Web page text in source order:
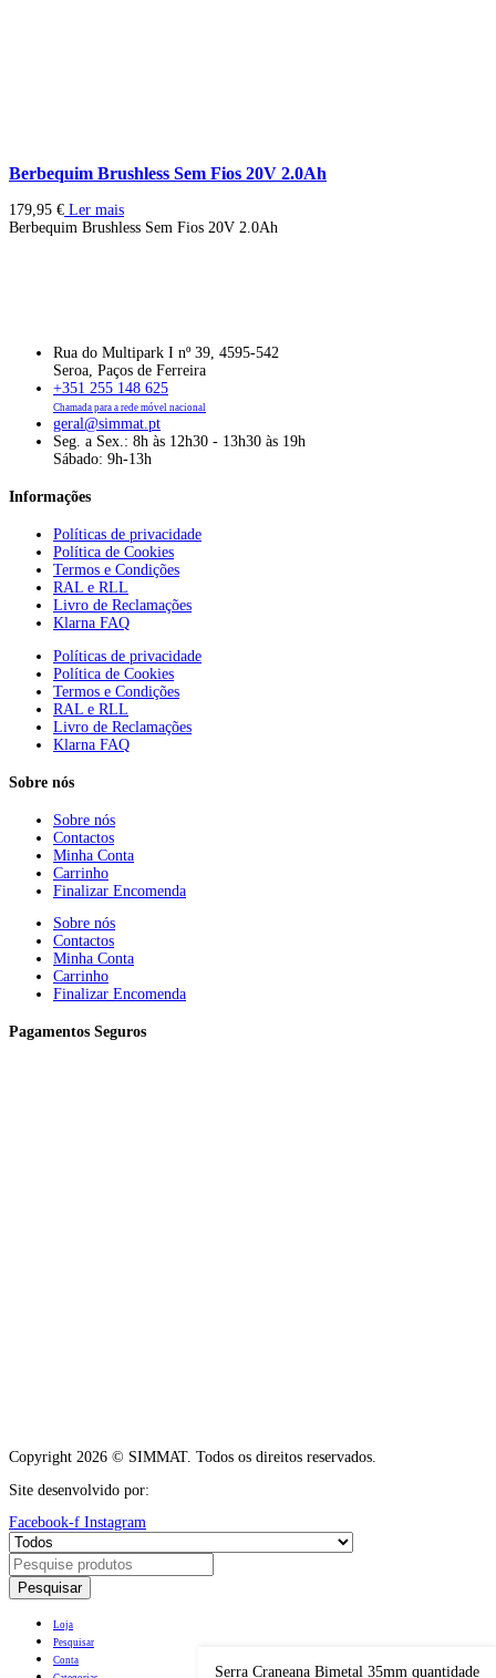
Serra Craneana Bimetal 35mm quantidade
Berbequim Brushless Sem Fios 20V 2.0Ah
179,95 € Ler mais
Berbequim Brushless Sem Fios 20V 2.0Ah
Rua do Multipark I nº 39, 4595-542
Seroa, Paços de Ferreira
+351 255 148 625
Chamada para a rede móvel nacional
geral@simmat.pt
Seg. a Sex.: 8h às 12h30 - 13h30 às 19h
Sábado: 9h-13h
Informações
Políticas de privacidade
Política de Cookies
Termos e Condições
RAL e RLL
Livro de Reclamações
Klarna FAQ
Políticas de privacidade
Política de Cookies
Termos e Condições
RAL e RLL
Livro de Reclamações
Klarna FAQ
Sobre nós
Sobre nós
Contactos
Minha Conta
Carrinho
Finalizar Encomenda
Sobre nós
Contactos
Minha Conta
Carrinho
Finalizar Encomenda
Pagamentos Seguros
Copyright 2026 © SIMMAT. Todos os direitos reservados.
Site desenvolvido por:
Facebook-f Instagram
Pesquisar
Loja
Pesquisar
Conta